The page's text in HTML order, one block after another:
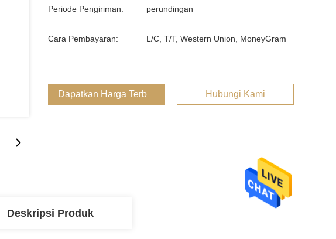
Periode Pengiriman: perundingan
Cara Pembayaran: L/C, T/T, Western Union, MoneyGram
Dapatkan Harga Terbaik Hubungi Kami
Deskripsi Produk